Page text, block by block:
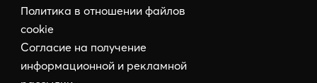
Политика в отношении файлов
cookie
Согласие на получение
информационной и рекламной